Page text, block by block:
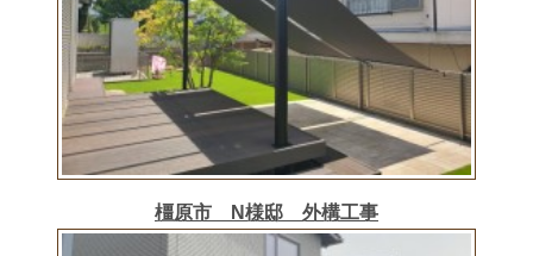
橿原市 N様邸 外構工事